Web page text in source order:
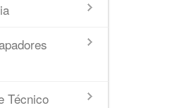
Técnico